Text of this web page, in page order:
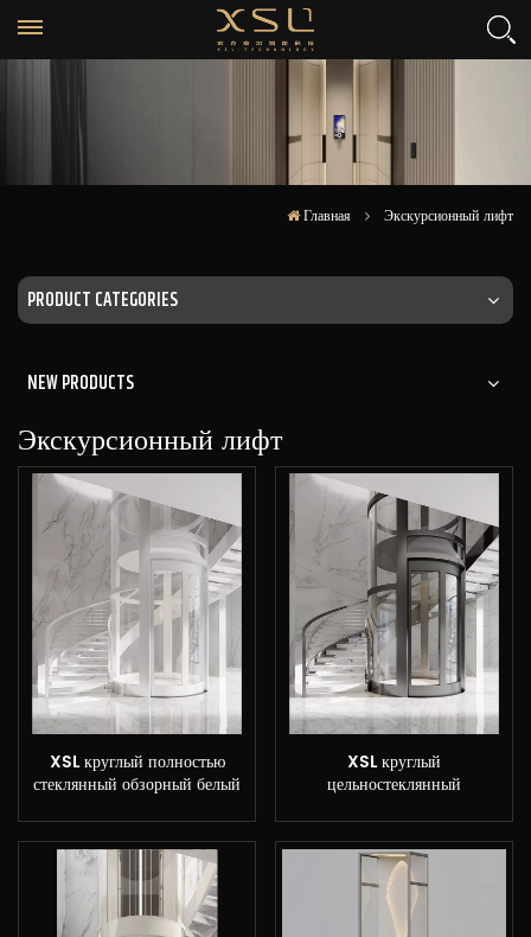
Главная Экскурсионный лифт
PRODUCT CATEGORIES
NEW PRODUCTS
Экскурсионный лифт
XSL круглый полностью
стеклянный обзорный белый
XSL круглый
цельностеклянный
титановый домашний лифт